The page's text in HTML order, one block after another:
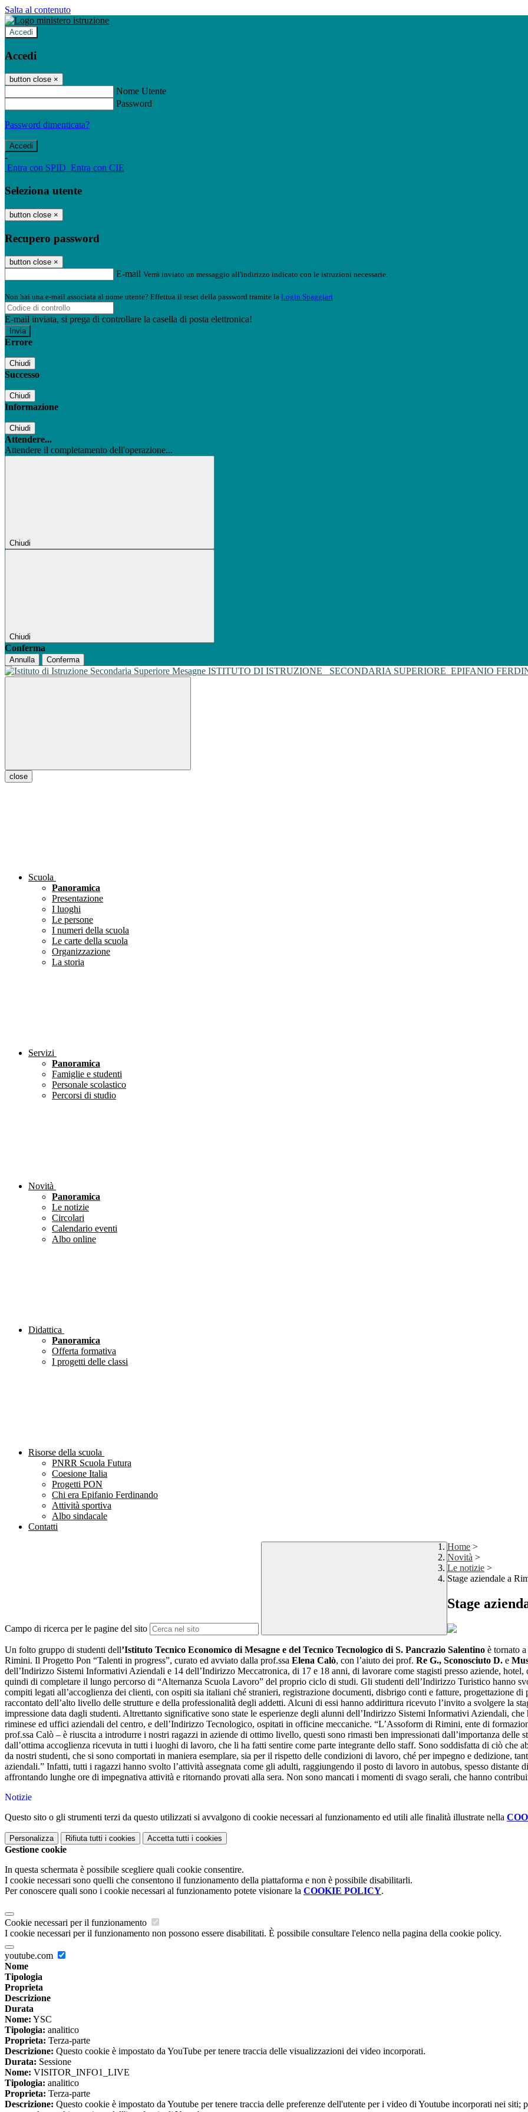
Salta al contenuto
Accedi
Accedi
button close ×
Nome Utente
Password
Password dimenticata?
-
Entra con SPID Entra con CIE
Seleziona utente
button close ×
Recupero password
button close ×
E-mail Verrà inviato un messaggio all'indirizzo indicato con le istruzioni necessarie.
Non hai una e-mail associata al nome utente? Effettua il reset della password tramite la Login Spaggiari
E-mail inviata, si prega di controllare la casella di posta elettronica!
Errore
Chiudi
Successo
Chiudi
Informazione
Chiudi
Attendere...
Attendere il completamento dell'operazione...
Chiudi
Chiudi
Conferma
Annulla Conferma
ISTITUTO DI ISTRUZIONE SECONDARIA SUPERIORE EPIFANIO
close
Scuola
Panoramica
Presentazione
I luoghi
Le persone
I numeri della scuola
Le carte della scuola
Organizzazione
La storia
Servizi
Panoramica
Famiglie e studenti
Personale scolastico
Percorsi di studio
Novità
Panoramica
Le notizie
Circolari
Calendario eventi
Albo online
Didattica
Panoramica
Offerta formativa
I progetti delle classi
Risorse della scuola
PNRR Scuola Futura
Coesione Italia
Progetti PON
Chi era Epifanio Ferdinando
Attività sportiva
Albo sindacale
Contatti
Campo di ricerca per le pagine del sito
Home >
Novità >
Le notizie >
Stage aziendale a
Stage
Un folto gruppo di studenti dell’Istituto Tecnico Economico di Mesagne e del Tecnico Tecnologico di S. Pancrazio Salentino è tornato
Rimini. Il Progetto Pon “Talenti in progress”, curato ed avviato dalla prof.ssa Elena Calò, con l’aiuto dei prof. Re G., Sconosciuto D. e
dell’Indirizzo Sistemi Informativi Aziendali e 14 dell’Indirizzo Meccatronica, di 17 e 18 anni, di lavorare come stagisti presso aziende,
quindi di completare il lungo percorso di “Alternanza Scuola Lavoro” del proprio ciclo di studi. Gli studenti dell’Indirizzo Turistico hanno
compiti legati all’accoglienza dei clienti, con ospiti sia italiani ché stranieri, registrazione documenti, disbrigo conti e fatture, progettazione
raccontato dell’alto livello delle strutture e della professionalità degli addetti. Alcuni di essi hanno addirittura ricevuto l’invito a svolgere la
impressione data dagli studenti. Altrettanto significative sono state le esperienze degli alunni dell’Indirizzo Sistemi Informativi Aziendali,
riminese ed uffici aziendali del centro, e dell’Indirizzo Tecnologico, ospitati in officine meccaniche. “L’Assoform di Rimini, ente di
prof.ssa Calò – è riuscita a introdurre i nostri ragazzi in aziende di ottimo livello, questi sono rimasti ben impressionati dall’importanza delle
dall’ottima accoglienza ricevuta in tutti i luoghi di lavoro, che li ha fatti sentire come parte integrante dello staff. Sono soddisfatta di ciò che
da nostri studenti, che si sono comportati in maniera esemplare, sia per il rispetto delle condizioni di lavoro, ché per impegno e dedizione,
aziendali.” Infatti, tutti i ragazzi hanno svolto l’attività assegnata come gli adulti, raggiungendo il posto di lavoro in autobus, spesso
affrontando lunghe ore di impegnativa attività e ritornando provati alla sera. Non sono mancati i momenti di svago serali, che hanno
Notizie
Questo sito o gli strumenti terzi da questo utilizzati si avvalgono di cookie necessari al funzionamento ed utili alle finalità illustrate nella
Personalizza Rifiuta tutti i cookies Accetta tutti i cookies
Gestione cookie
In questa schermata è possibile scegliere quali cookie consentire.
I cookie necessari sono quelli che consentono il funzionamento della piattaforma e non è possibile disabilitarli.
Per conoscere quali sono i cookie necessari al funzionamento potete visionare la COOKIE POLICY.
Cookie necessari per il funzionamento
I cookie necessari per il funzionamento non possono essere disabilitati. È possibile consultare l'elenco nella pagina della cookie policy.
youtube.com
Nome
Tipologia
Proprieta
Descrizione
Durata
Nome: YSC
Tipologia: analitico
Proprieta: Terza-parte
Descrizione: Questo cookie è impostato da YouTube per tenere traccia delle visualizzazioni dei video incorporati.
Durata: Sessione
Nome: VISITOR_INFO1_LIVE
Tipologia: analitico
Proprieta: Terza-parte
Descrizione: Questo cookie è impostato da Youtube per tenere traccia delle preferenze dell'utente per i video di Youtube incorporati nei